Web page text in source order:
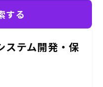
する
ステム開発・保